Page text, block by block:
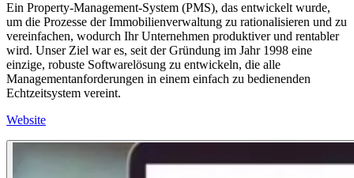
Ein Property-Management-System (PMS), das entwickelt wurde,
um die Prozesse der Immobilienverwaltung zu rationalisieren und zu
vereinfachen, wodurch Ihr Unternehmen produktiver und rentabler
wird. Unser Ziel war es, seit der Gründung im Jahr 1998 eine
einzige, robuste Softwarelösung zu entwickeln, die alle
Managementanforderungen in einem einfach zu bedienenden
Echtzeitsystem vereint.
Website